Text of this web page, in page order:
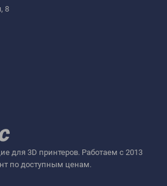
для 3D принтеров. Работаем с 2013
по доступным ценам.
8